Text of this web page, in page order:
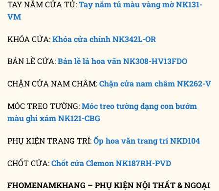
TAY NẮM CỬA TỦ:Tay nắm tủ màu vàng mờ NK131-
VM
KHÓA CỬA:Khóa cửa chính NK342L-OR
BẢN LỀ CỬA:Bản lề lá hoa văn NK308-HV13FDO
CHẶN CỬA NAM CHÂM:Chặn cửa nam châm NK262-V
MÓC TREO TƯỜNG:Móc treo tường dạng con bướm
màu ghi xám NK121-CBG
PHỤ KIỆN TRANG TRÍ:Ốp hoa văn trang trí NKD104
CHỐT CỬA:Chốt cửa Clemon NK187RH-PVD
FHOMENAMKHANG – PHỤKIỆN NỘI THẤT & NGOẠI